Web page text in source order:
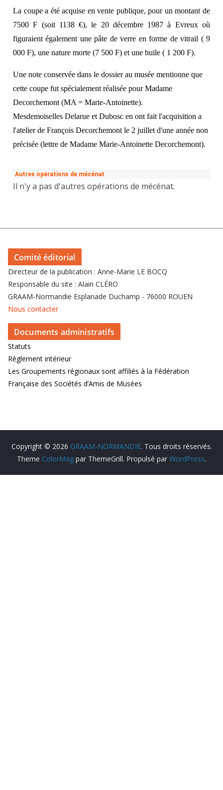
La coupe a été acquise en vente publique, pour un montant de
7500 F (soit 1138 €), le 20 décembre 1987 à Evreux où
figuraient également une pâte de verre en forme de vitrail ( 9
000 F), une nature morte (7 500 F) et une huile ( 1 200 F).
Une note conservée dans le dossier au musée mentionne que
cette coupe fut spécialement réalisée pour Madame
Decorchemont (MA = Marie-Antoinette).
Mesdemoiselles Delarue et Dubosc en ont fait l'acquisition a
l'atelier de François Decorchemont le 2 juillet d'une année non
précisée (lettre de Madame Marie-Antoinette Decorchemont).
Autres opérations de mécénat
Il n'y a pas d'autres opérations de mécénat.
Comité éditorial
Directeur de la publication : Anne-Marie LE BOCQ
Responsable du site : Alain CLÉRO
GRAAM-Normandie Esplanade Duchamp - 76000 ROUEN
Nous contacter
Documents administratifs
Statuts
Règlement intérieur
Les Groupements régionaux sont affiliés à la Fédération
Française des Sociétés d’Amis de Musées
Copyright © 2026 GRAAM-NORMANDIE. Tous droits réservés.
Theme ColorMag par ThemeGrill. Propulsé par WordPress.